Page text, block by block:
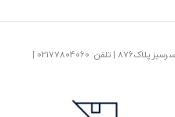
آدرس: تهران نارمک خیابان آیت بالاتر از چهارراه سرسبز پلاک876 | تلفن: ‎02177804060 |